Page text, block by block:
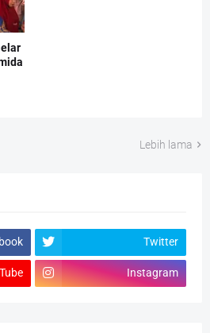
Lebih lama
Twitter
Instagram